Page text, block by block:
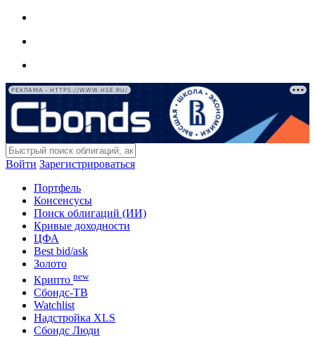
РЕКЛАМА • HTTPS://WWW.HSE.RU/
Войти Зарегистрироваться
Портфель
Консенсусы
Поиск облигаций (ИИ)
Кривые доходности
ЦФА
Best bid/ask
Золото
Крипто new
Сбондс-ТВ
Watchlist
Надстройка XLS
Сбондс Люди